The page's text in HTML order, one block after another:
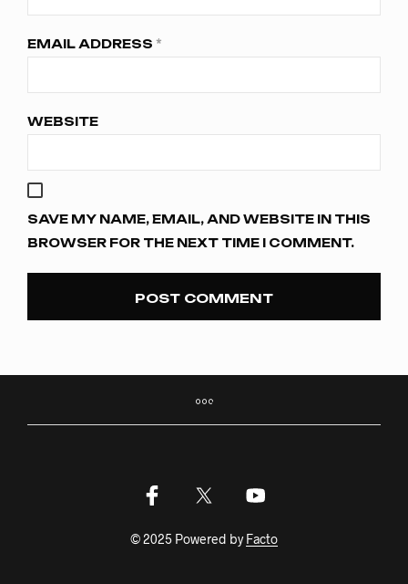
EMAIL ADDRESS *
WEBSITE
SAVE MY NAME, EMAIL, AND WEBSITE IN THIS
BROWSER FOR THE NEXT TIME I COMMENT.
© 2025 Powered byFacto